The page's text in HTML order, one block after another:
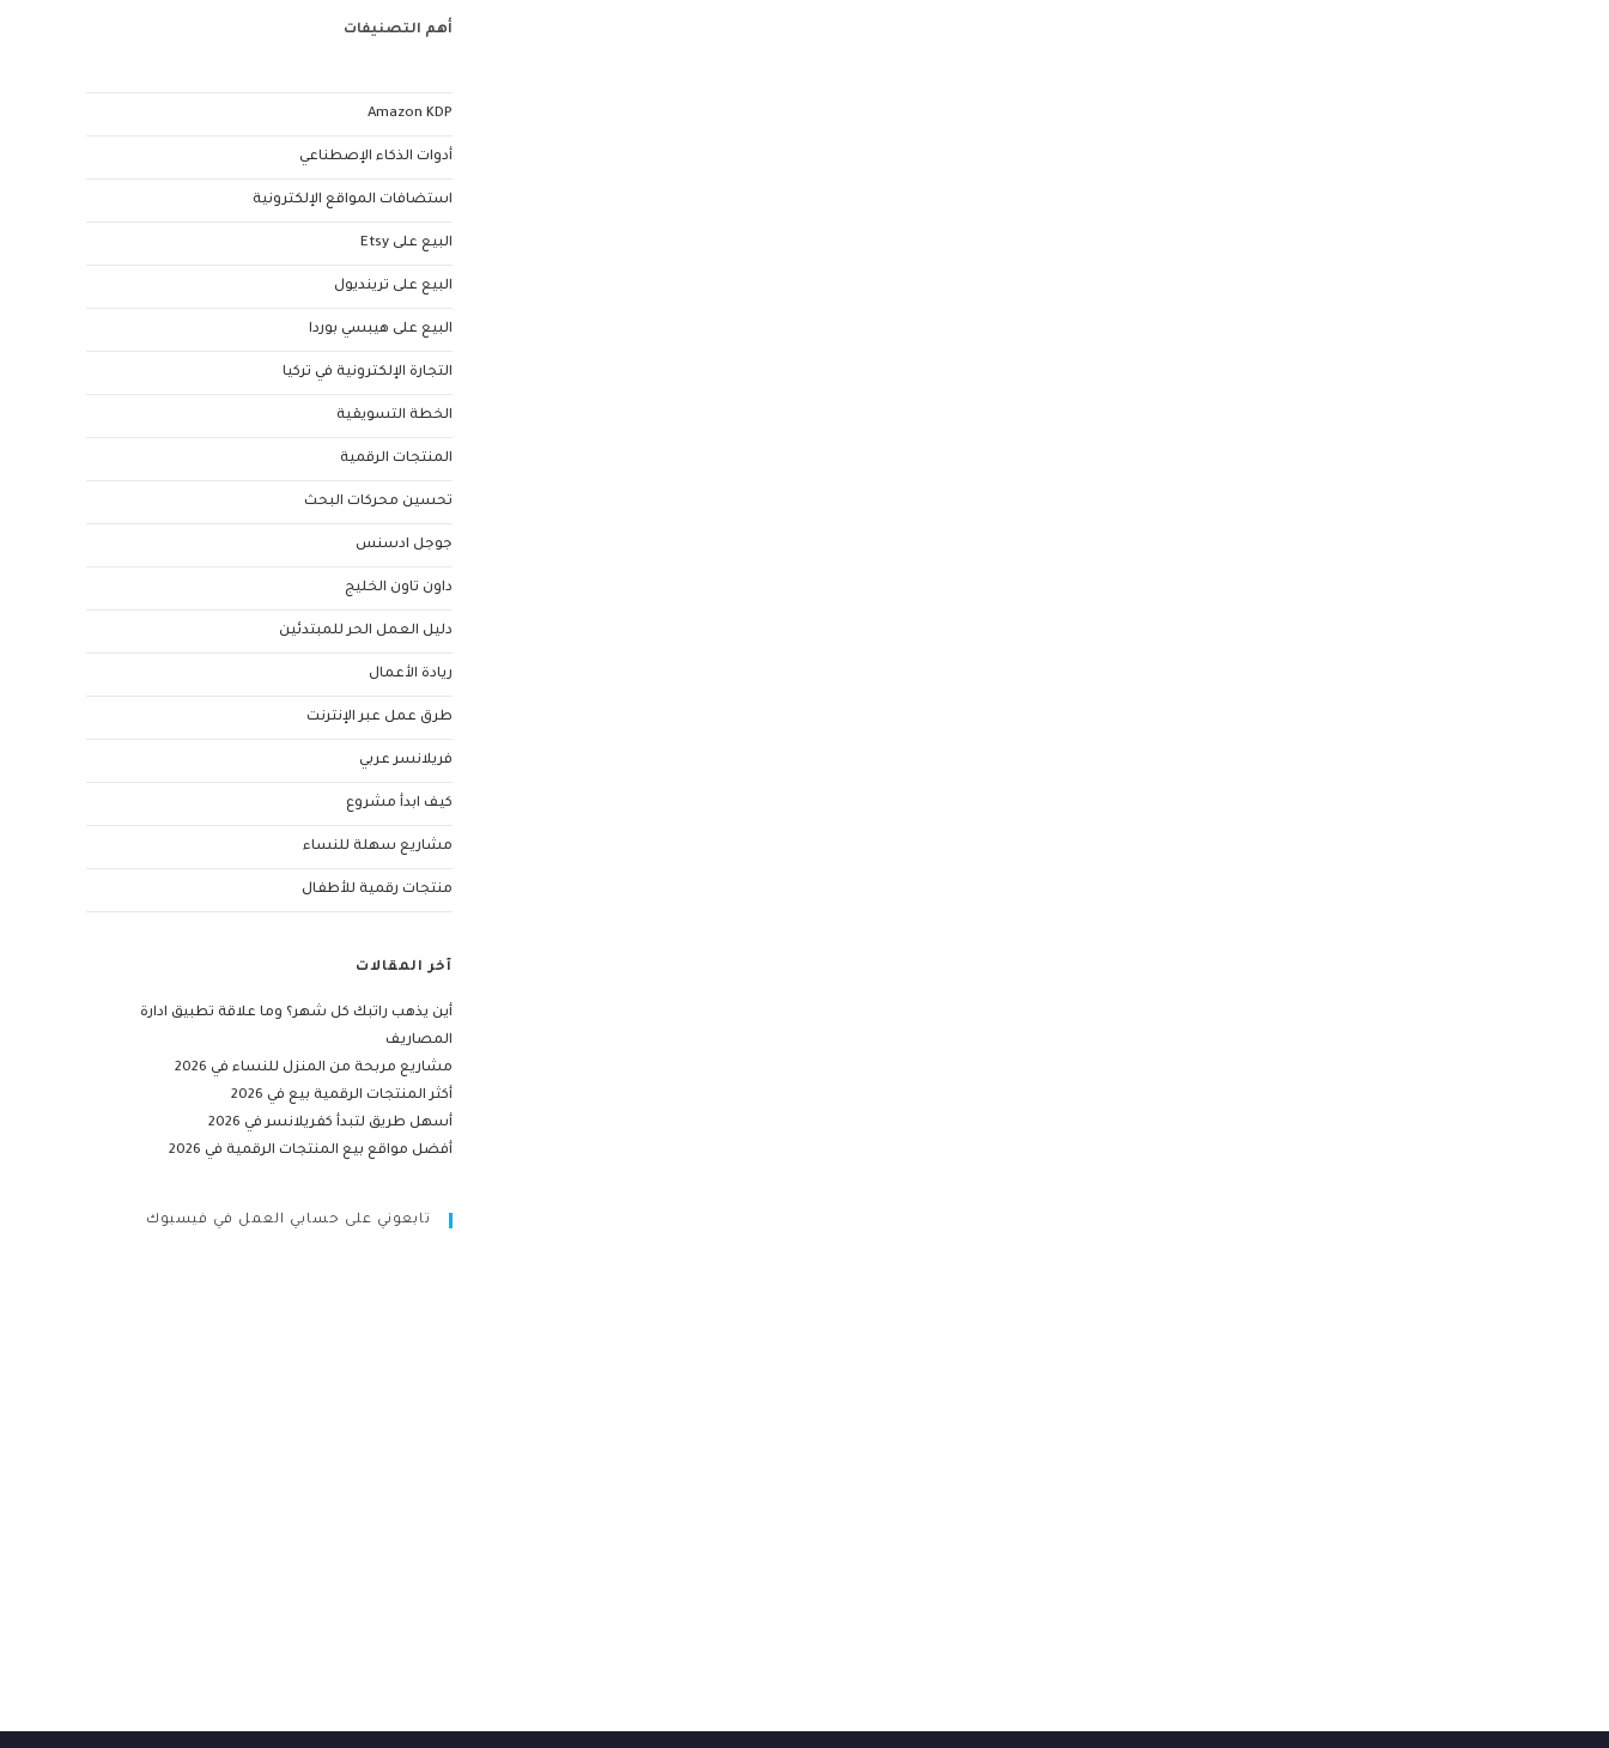
أهم التصنيفات
Amazon KDP
أدوات الذكاء الإصطناعي
استضافات المواقع الإلكترونية
البيع على Etsy
البيع على ترينديول
البيع على هيبسي بوردا
التجارة الإلكترونية في تركيا
الخطة التسويقية
المنتجات الرقمية
تحسين محركات البحث
جوجل ادسنس
داون تاون الخليج
دليل العمل الحر للمبتدئين
ريادة الأعمال
طرق عمل عبر الإنترنت
فريلانسر عربي
كيف ابدأ مشروع
مشاريع سهلة للنساء
منتجات رقمية للأطفال
آخر المقالات
أين يذهب راتبك كل شهر؟ وما علاقة تطبيق ادارة
المصاريف
مشاريع مربحة من المنزل للنساء في 2026
أكثر المنتجات الرقمية بيع في 2026
أسهل طريق لتبدأ كفريلانسر في 2026
أفضل مواقع بيع المنتجات الرقمية في 2026
تابعوني على حسابي العمل في فيسبوك